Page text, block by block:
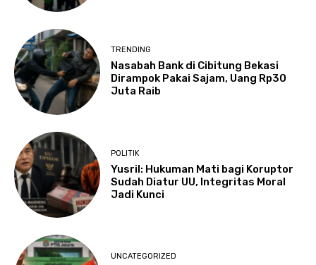
TRENDING
Nasabah Bank di Cibitung Bekasi
Dirampok Pakai Sajam, Uang Rp30
Juta Raib
POLITIK
Yusril: Hukuman Mati bagi Koruptor
Sudah Diatur UU, Integritas Moral
Jadi Kunci
UNCATEGORIZED